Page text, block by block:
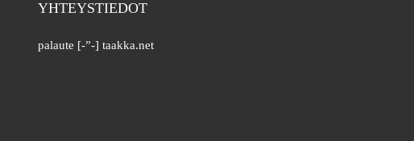
YHTEYSTIEDOT
palaute [-”-] taakka.net